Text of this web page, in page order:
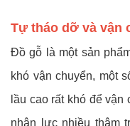
Tự tháo dỡ và vận
Đồ gỗ là một sản
khó vận chuyển, một
lầu cao rất khó để
nhân lực nhiều thậm